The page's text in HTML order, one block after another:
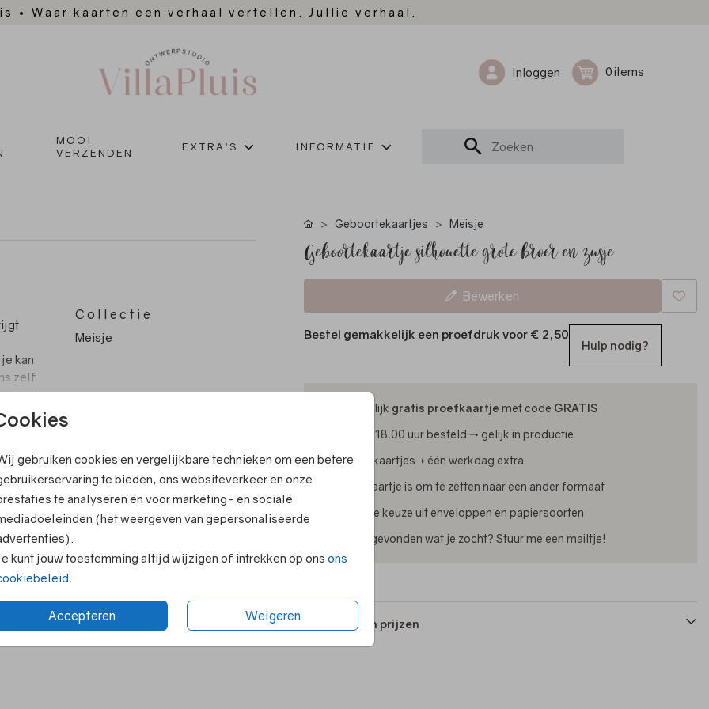
• Waar kaarten een verhaal vertellen. Jullie verhaal.
Inloggen 0
MOOI
VERZENDEN
EXTRA'S INFORMATIE
gebruiken cookies en vergelijkbare technieken om een betere
te bieden, ons websiteverkeer en onze
te analyseren en voor marketing- en sociale
(het weergeven van gepersonaliseerde
kunt jouw toestemming altijd wijzigen of intrekken op ons ons
Accepteren Weigeren
kan
zelf
kun
prijs
Collectie
Meisje
leuk
Geboortekaartjes Meisje
Geboortekaartje silhouette grote broer en zusje
Bewerken
Bestel gemakkelijk een proefdruk voor € 2,50
Hulp nodig?
Tijdelijk gratis proefkaartje met code GRATIS
Voor 18.00 uur besteld ➝ gelijk in productie
Foliekaartjes➝ één werkdag extra
Elk kaartje is om te zetten naar een ander formaat
Ruime keuze uit enveloppen en papiersoorten
Niet gevonden wat je zocht? Stuur me een mailtje!
Formaten en prijzen